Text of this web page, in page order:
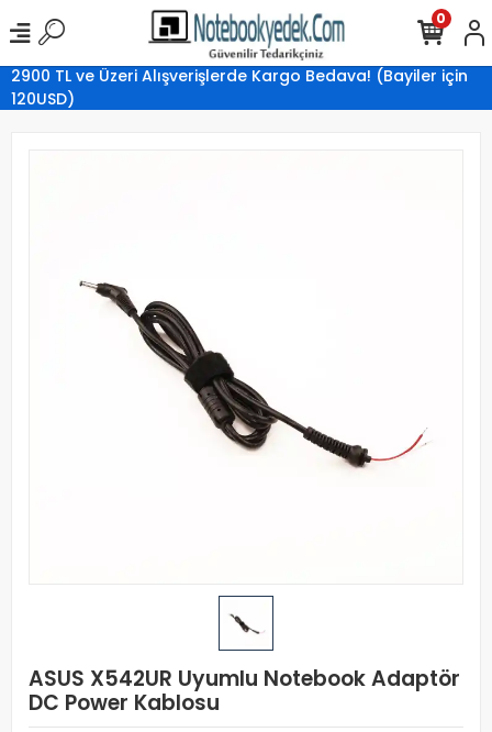
2900 TL ve Üzeri Alışverişlerde Kargo Bedava! (Bayiler için
120USD)
0
ASUS X542UR Uyumlu Notebook Adaptör
DC Power Kablosu